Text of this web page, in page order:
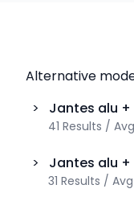
Alternative
>
Jantes alu +
41 Results / Avg
> Jantes alu +
31 Results / Avg